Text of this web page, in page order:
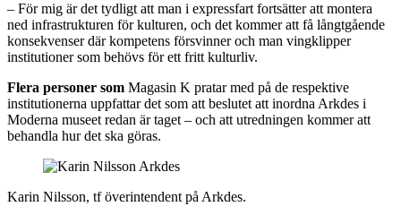
– För mig är det tydligt att man i expressfart fortsätter att montera
ned infrastrukturen för kulturen, och det kommer att få långtgående
konsekvenser där kompetens försvinner och man vingklipper
institutioner som behövs för ett fritt kulturliv.
Flera personer som Magasin K pratar med på de respektive
institutionerna uppfattar det som att beslutet att inordna Arkdes i
Moderna museet redan är taget – och att utredningen kommer att
behandla hur det ska göras.
Karin Nilsson, tf överintendent på Arkdes.